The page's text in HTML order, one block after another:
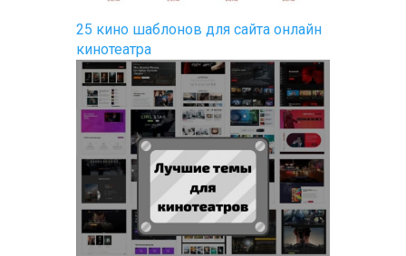
25 кино шаблонов для сайта онлайн
кинотеатра